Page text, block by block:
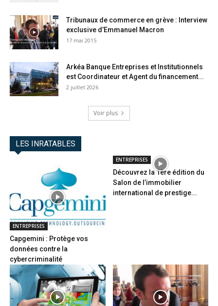
Tribunaux de commerce en grève : Interview
exclusive d’Emmanuel Macron
17 mai 2015
Arkéa Banque Entreprises et Institutionnels
est Coordinateur et Agent du financement...
2 juillet 2026
Voir plus
LES INRATABLES
ENTREPRISES
Capgemini : Protège vos
données contre la
cybercriminalité
ENTREPRISES
Découvrez la 1ère édition du
Salon de l’immobilier
international de prestige...